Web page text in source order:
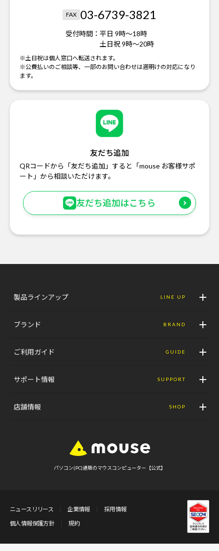
FAX 03-6739-3821
受付時間： 平日 9時～18時
土日祝 9時～20時
※土日祝は個人窓口へ転送されます。
※公費払いのご相談等、一部のお問い合わせは週明けの対応になり
ます。
友だち追加
QRコードから「友だち追加」すると「mouse お客様サポ
ート」から相談いただけます。
友だち追加はこちら
製品ラインアップ LINE UP
ブランド BRAND
ご利用ガイド GUIDE
サポート情報 SUPPORT
店舗情報 SHOP
パソコン(PC)通販のマウスコンピューター【公式】
ニュースリリース 企業情報
採用情報
個人情報保護方針
規約